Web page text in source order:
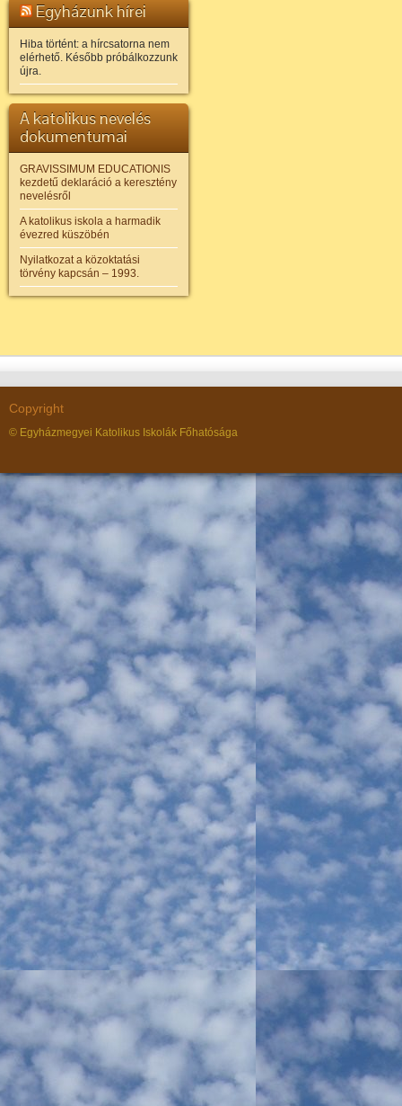
Egyházunk hírei
Hiba történt: a hírcsatorna nem
elérhető. Később próbálkozzunk
újra.
A katolikus nevelés
dokumentumai
GRAVISSIMUM EDUCATIONIS
kezdetű deklaráció a keresztény
nevelésről
A katolikus iskola a harmadik
évezred küszöbén
Nyilatkozat a közoktatási
törvény kapcsán – 1993.
Copyright
© Egyházmegyei Katolikus Iskolák Főhatósága